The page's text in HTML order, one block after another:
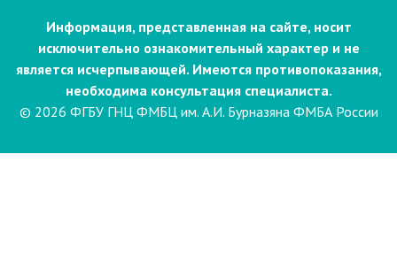
Информация, представленная на сайте, носит
исключительно ознакомительный характер и не
является исчерпывающей. Имеются противопоказания,
необходима консультация специалиста.
© 2026 ФГБУ ГНЦ ФМБЦ им. А.И. Бурназяна ФМБА России